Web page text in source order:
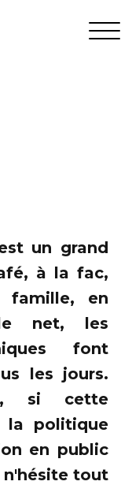
un grand
à la fac,
famille, en
net, les
font
les jours.
si cette
la politique
en public
n'hésite tout